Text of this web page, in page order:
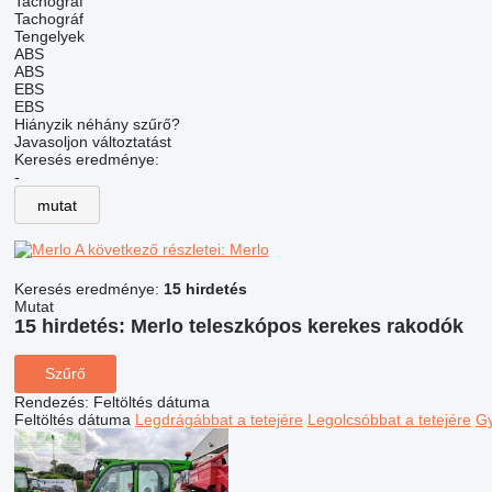
Tachográf
Tengelyek
ABS
ABS
EBS
EBS
Hiányzik néhány szűrő?
Javasoljon változtatást
Keresés eredménye:
-
mutat
A következő részletei: Merlo
Keresés eredménye: 15 hirdetés
Mutat
15 hirdetés: Merlo teleszkópos kerekes rakodók
Szűrő
Rendezés: Feltöltés dátuma
Feltöltés dátuma Legdrágábbat a tetejére Legolcsóbbat a tetejére